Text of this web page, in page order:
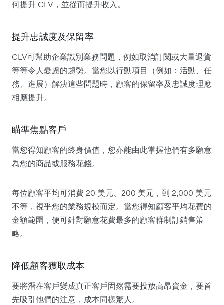
何提升 CLV，並從而提升收入。
提升忠誠度及保留率
CLV可幫助企業識別業務問題，例如取消訂閱或大量退貨
等等令人憂慮的趨勢。當您以行動項目（例如：活動、任
務、進展）解決這些問題時，顧客的保留率及忠誠度理應
相應提升。
瞄準焦點客戶
當您得知顧客的終身價值，您亦能由此掌握他們有多願意
為您的商品或服務花錢。
每位顧客平均可消費 20 美元、200 美元，到 2,000 美元
不等，視乎您的業務規模而定。當您得知顧客平均花費的
金額範圍，便可針對願意花費最多的顧客群制訂銷售策
略。
降低顧客獲取成本
要將潛在客戶變成真正客戶固然需要投放高昂資金，要首
先吸引他們的注意，成本同樣驚人。